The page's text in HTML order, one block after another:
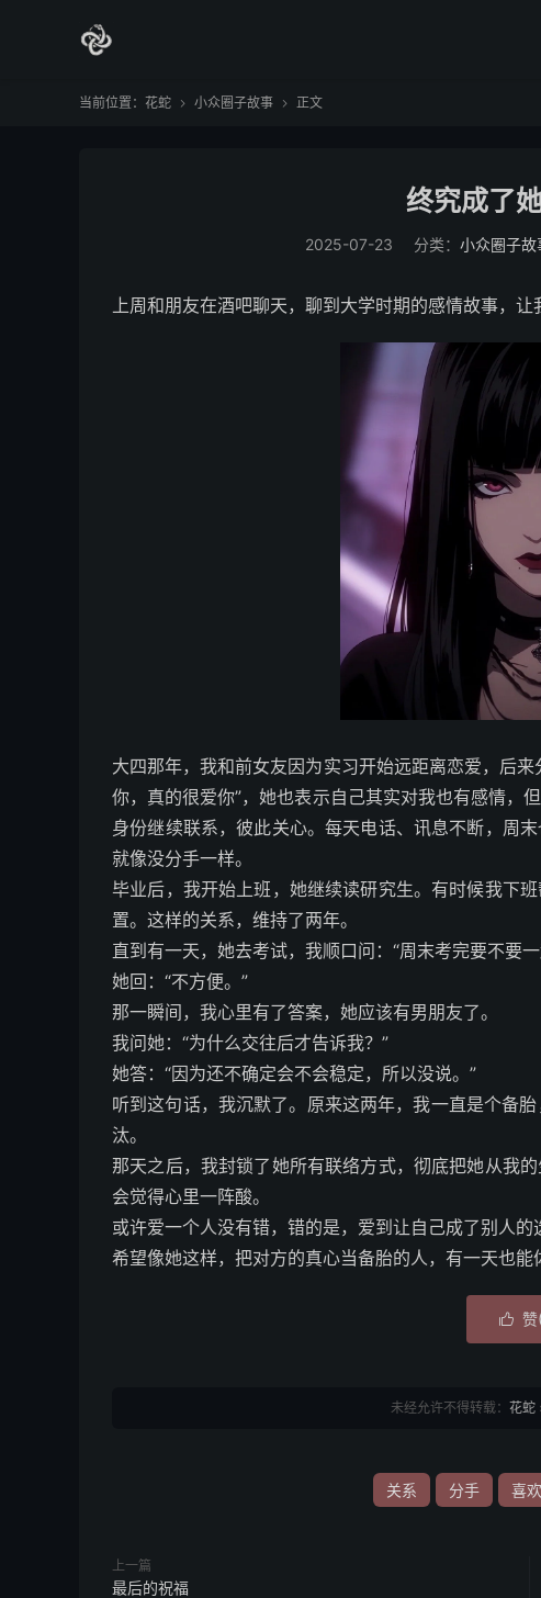
当前位置： 花蛇  小众圈子故事  正文
终究成了
2025-07-23 分类： 小众圈子故
上周和朋友在酒吧聊天，聊到大学时期的感情故事，让
大四那年，我和前女友因为实习开始远距离恋爱，后
你，真的很爱你”，她也表示自己其实对我也有感情，
身份继续联系，彼此关心。每天电话、讯息不断，周
就像没分手一样。
毕业后，我开始上班，她继续读研究生。有时候我下
置。这样的关系，维持了两年。
直到有一天，她去考试，我顺口问：“周末考完要不要
她回：“不方便。”
那一瞬间，我心里有了答案，她应该有男朋友了。
我问她：“为什么交往后才告诉我？”
她答：“因为还不确定会不会稳定，所以没说。”
听到这句话，我沉默了。原来这两年，我一直是个备
汰。
那天之后，我封锁了她所有联络方式，彻底把她从我
会觉得心里一阵酸。
或许爱一个人没有错，错的是，爱到让自己成了别人的
希望像她这样，把对方的真心当备胎的人，有一天也能
 赞(
未经允许不得转载： 花蛇
关系 分手 喜欢
上一篇
最后的祝福